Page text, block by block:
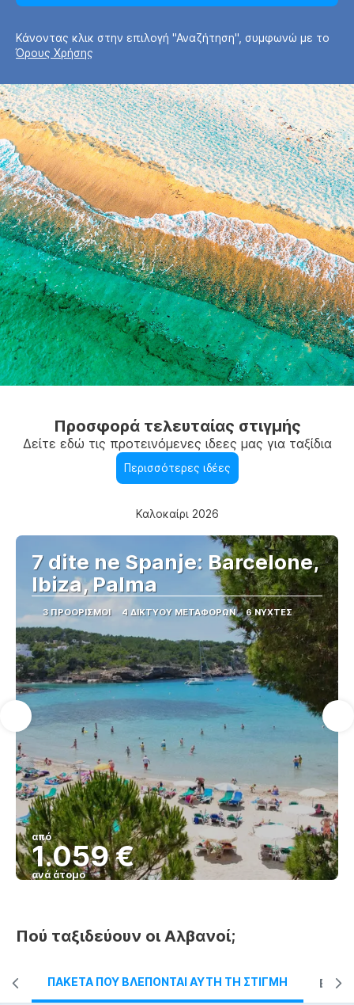
Κάνοντας κλικ στην επιλογή "Αναζήτηση", συμφωνώ με το
Όρους Χρήσης
Προσφορά τελευταίας στιγμής
Δείτε εδώ τις προτεινόμενες ιδεες μας για ταξίδια
Περισσότερες ιδέες
Καλοκαίρι 2026
7 dite ne Spanje: Barcelone,
Ibiza, Palma
3 ΠΡΟΟΡΙΣΜΟΊ 4 ΔΙΚΤΎΟΥ ΜΕΤΑΦΟΡΏΝ 6 ΝΎΧΤΕΣ
από
1.059 €
ανά άτομο
Πού ταξιδεύουν οι Αλβανοί;
ΠΑΚΈΤΑ ΠΟΥ ΒΛΈΠΟΝΤΑΙ ΑΥΤΉ ΤΗ ΣΤΙΓΜΉ BEST